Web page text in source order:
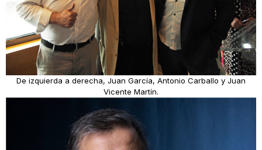
De izquierda a derecha, Juan García, Antonio Carballo y Juan
Vicente Martín.